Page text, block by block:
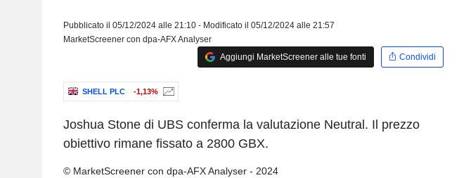
Pubblicato il 05/12/2024 alle 21:10 - Modificato il 05/12/2024 alle 21:57
MarketScreener con dpa-AFX Analyser
Aggiungi MarketScreener alle tue fonti
Condividi
SHELL PLC -1,13%
Joshua Stone di UBS conferma la valutazione Neutral. Il prezzo
obiettivo rimane fissato a 2800 GBX.
© MarketScreener con dpa-AFX Analyser - 2024